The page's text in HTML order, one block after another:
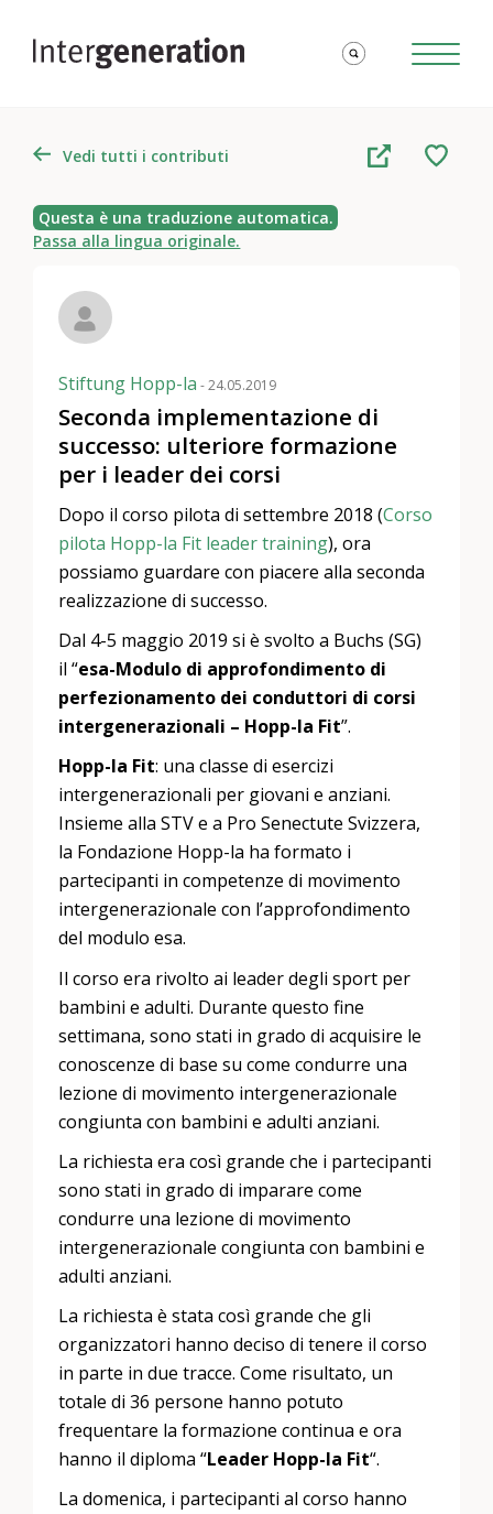
Vedi tutti i contributi
Questa è una traduzione automatica.
Passa alla lingua originale.
Stiftung Hopp-la - 24.05.2019
Seconda implementazione di
successo: ulteriore formazione
per i leader dei corsi
Dopo il corso pilota di settembre 2018 (Corso
pilota Hopp-la Fit leader training), ora
possiamo guardare con piacere alla seconda
realizzazione di successo.
Dal 4-5 maggio 2019 si è svolto a Buchs (SG)
il “esa-Modulo di approfondimento di
perfezionamento dei conduttori di corsi
intergenerazionali – Hopp-la Fit”.
Hopp-la Fit: una classe di esercizi
intergenerazionali per giovani e anziani.
Insieme alla STV e a Pro Senectute Svizzera,
la Fondazione Hopp-la ha formato i
partecipanti in competenze di movimento
intergenerazionale con l’approfondimento
del modulo esa.
Il corso era rivolto ai leader degli sport per
bambini e adulti. Durante questo fine
settimana, sono stati in grado di acquisire le
conoscenze di base su come condurre una
lezione di movimento intergenerazionale
congiunta con bambini e adulti anziani.
La richiesta era così grande che i partecipanti
sono stati in grado di imparare come
condurre una lezione di movimento
intergenerazionale congiunta con bambini e
adulti anziani.
La richiesta è stata così grande che gli
organizzatori hanno deciso di tenere il corso
in parte in due tracce. Come risultato, un
totale di 36 persone hanno potuto
frequentare la formazione continua e ora
hanno il diploma “Leader Hopp-la Fit“.
La domenica, i partecipanti al corso hanno